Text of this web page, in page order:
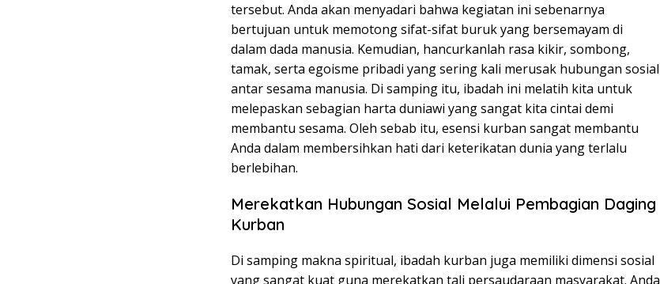
tersebut. Anda akan menyadari bahwa kegiatan ini sebenarnya
bertujuan untuk memotong sifat-sifat buruk yang bersemayam di
dalam dada manusia. Kemudian, hancurkanlah rasa kikir, sombong,
tamak, serta egoisme pribadi yang sering kali merusak hubungan sosial
antar sesama manusia. Di samping itu, ibadah ini melatih kita untuk
melepaskan sebagian harta duniawi yang sangat kita cintai demi
membantu sesama. Oleh sebab itu, esensi kurban sangat membantu
Anda dalam membersihkan hati dari keterikatan dunia yang terlalu
berlebihan.
Merekatkan Hubungan Sosial Melalui Pembagian Daging
Kurban
Di samping makna spiritual, ibadah kurban juga memiliki dimensi sosial
yang sangat kuat guna merekatkan tali persaudaraan masyarakat. Anda